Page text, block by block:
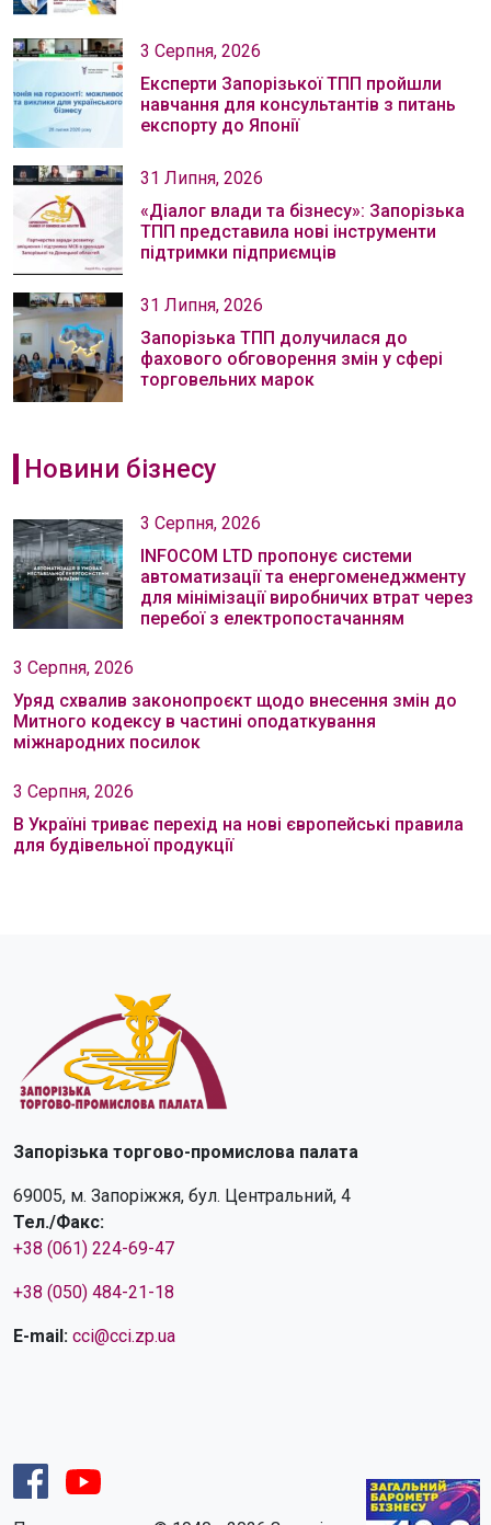
3 Серпня, 2026
Експерти Запорізької ТПП пройшли
навчання для консультантів з питань
експорту до Японії
31 Липня, 2026
«Діалог влади та бізнесу»: Запорізька
ТПП представила нові інструменти
підтримки підприємців
31 Липня, 2026
Запорізька ТПП долучилася до
фахового обговорення змін у сфері
торговельних марок
Новини бізнесу
3 Серпня, 2026
INFOCOM LTD пропонує системи
автоматизації та енергоменеджменту
для мінімізації виробничих втрат через
перебої з електропостачанням
3 Серпня, 2026
Уряд схвалив законопроєкт щодо внесення змін до
Митного кодексу в частині оподаткування
міжнародних посилок
3 Серпня, 2026
В Україні триває перехід на нові європейські правила
для будівельної продукції
Запорізька торгово-промислова палата
69005, м. Запоріжжя, бул. Центральний, 4
Тел./Факс:
+38 (061) 224-69-47
+38 (050) 484-21-18
E-mail: cci@cci.zp.ua